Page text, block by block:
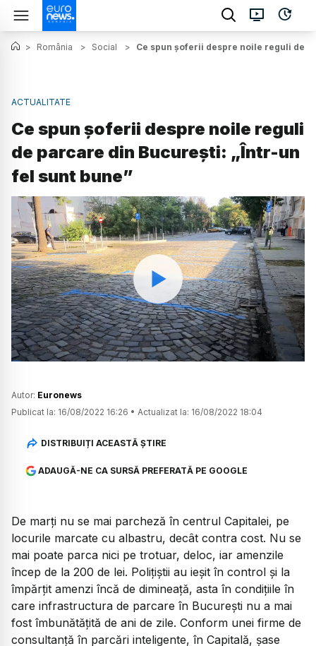
> România > Social > Ce spun șoferii despre noile reguli de
ACTUALITATE
Ce spun șoferii despre noile reguli
de parcare din București: „Într-un
fel sunt bune”
Watch
Autor: Euronews
Publicat la: 16/08/2022 16:26 • Actualizat la: 16/08/2022 18:04
DISTRIBUIȚI ACEASTĂ ȘTIRE
ADAUGĂ-NE CA SURSĂ PREFERATĂ PE GOOGLE
De marți nu se mai parcheză în centrul Capitalei, pe
locurile marcate cu albastru, decât contra cost. Nu se
mai poate parca nici pe trotuar, deloc, iar amenzile
încep de la 200 de lei. Polițiștii au ieșit în control și la
împărțit amenzi încă de dimineață, asta în condițiile în
care infrastructura de parcare în București nu a mai
fost îmbunătățită de ani de zile. Conform unei firme de
consultanță în parcări inteligente, în Capitală, șase